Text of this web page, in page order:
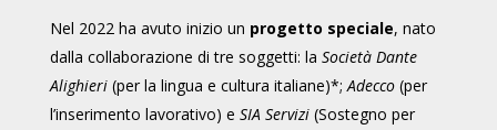
Nel 2022 ha avuto inizio un progetto speciale, nato
dalla collaborazione di tre soggetti: la Società Dante
Alighieri (per la lingua e cultura italiane)*; Adecco (per
l’inserimento lavorativo) e SIA Servizi(Sostegno per